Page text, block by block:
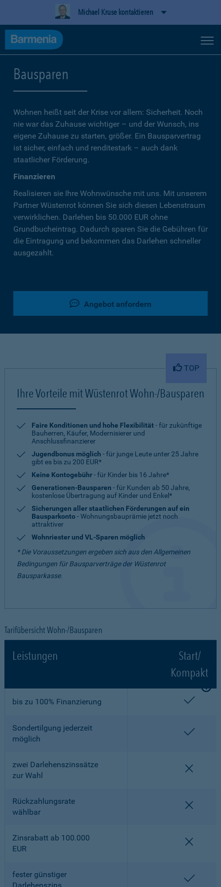
Michael Kruse kontaktieren
Bausparen
Wohnen heißt seit der Krise vor allem: Sicherheit. Noch
nie war das Zuhause wichtiger – und der Wunsch, ins
eigene Zuhause zu starten, größer. Ein Bausparvertrag
ist sicher, einfach und renditestark – auch dank
staatlicher Förderung.
Finanzieren
Realisieren sie Ihre Wohnwünsche mit uns. Mit unserem
Partner Wüstenrot können Sie sich diesen Lebenstraum
verwirklichen. Darlehen bis 50.000 EUR ohne
Grundbucheintrag. Dadurch sparen Sie die Gebühren für
die Eintragung und bekommen das Darlehen schneller
ausgezahlt.
Angebot anfordern
TOP
Ihre Vorteile mit Wüstenrot Wohn-/Bausparen
Faire Konditionen und hohe Flexibilität- für zukünftige
Bauherren, Käufer, Modernisierer und
Anschlussfinanzierer
Jugendbonus möglich - für junge Leute unter 25 Jahre
gibt es bis zu 200 EUR*
Keine Kontogebühr- für Kinder bis 16 Jahre*
Generationen-Bausparen - für Kunden ab 50 Jahre,
kostenlose Übertragung auf Kinder und Enkel*
Sicherungen aller staatlichen Förderungen auf ein
Bausparkonto- Wohnungsbauprämie jetzt noch
attraktiver
Wohnriester und VL-Sparen möglich
* Die Voraussetzungen ergeben sich aus den Allgemeinen
Bedingungen für Bausparverträge der Wüstenrot
Bausparkasse.
Tarifübersicht Wohn-/Bausparen
Leistungen
Start/
Kompakt
bis zu 100% Finanzierung
Sondertilgung jederzeit
möglich
zwei Darlehenszinssätze
zur Wahl
Rückzahlungsrate
wählbar
Zinsrabatt ab 100.000
EUR
fester günstiger